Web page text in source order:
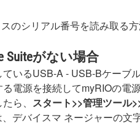
のシリアル番号を読み取る方
Suiteがない場合
いるUSB-A - USB-Bケーブ
電源を接続してmyRIOの電源
ら、 スタート>>管理ツール
デバイスマ ネージャーの文